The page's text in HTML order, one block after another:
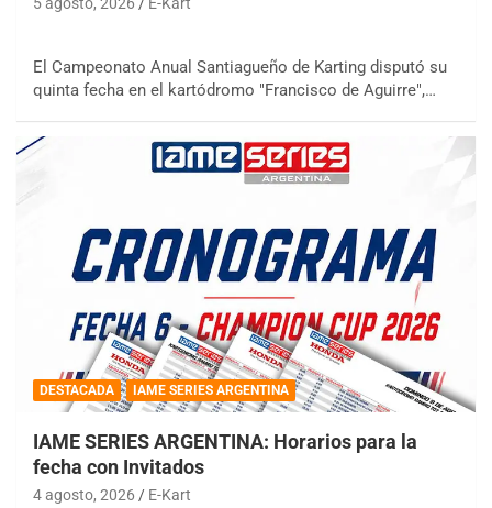
El Campeonato Anual Santiagueño de Karting disputó su
quinta fecha en el kartódromo "Francisco de Aguirre",…
DESTACADA IAME SERIES ARGENTINA
IAME SERIES ARGENTINA: Horarios para la
fecha con Invitados
4 agosto, 2026 E-Kart